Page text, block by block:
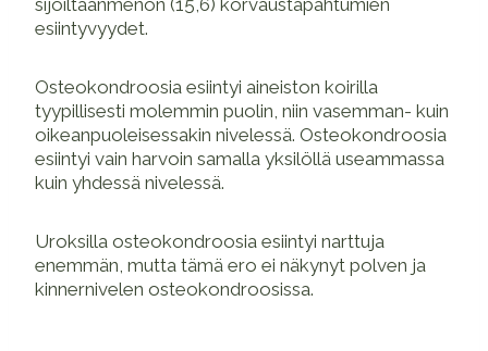
esiintyvyydet.
Osteokondroosia esiintyi aineiston koirilla
tyypillisesti molemmin puolin, niin vasemman- kuin
oikeanpuoleisessakin nivelessä. Osteokondroosia
esiintyi vain harvoin samalla yksilöllä useammassa
kuin yhdessä nivelessä.
Uroksilla osteokondroosia esiintyi narttuja
enemmän, mutta tämä ero ei näkynyt polven ja
kinnernivelen osteokondroosissa.